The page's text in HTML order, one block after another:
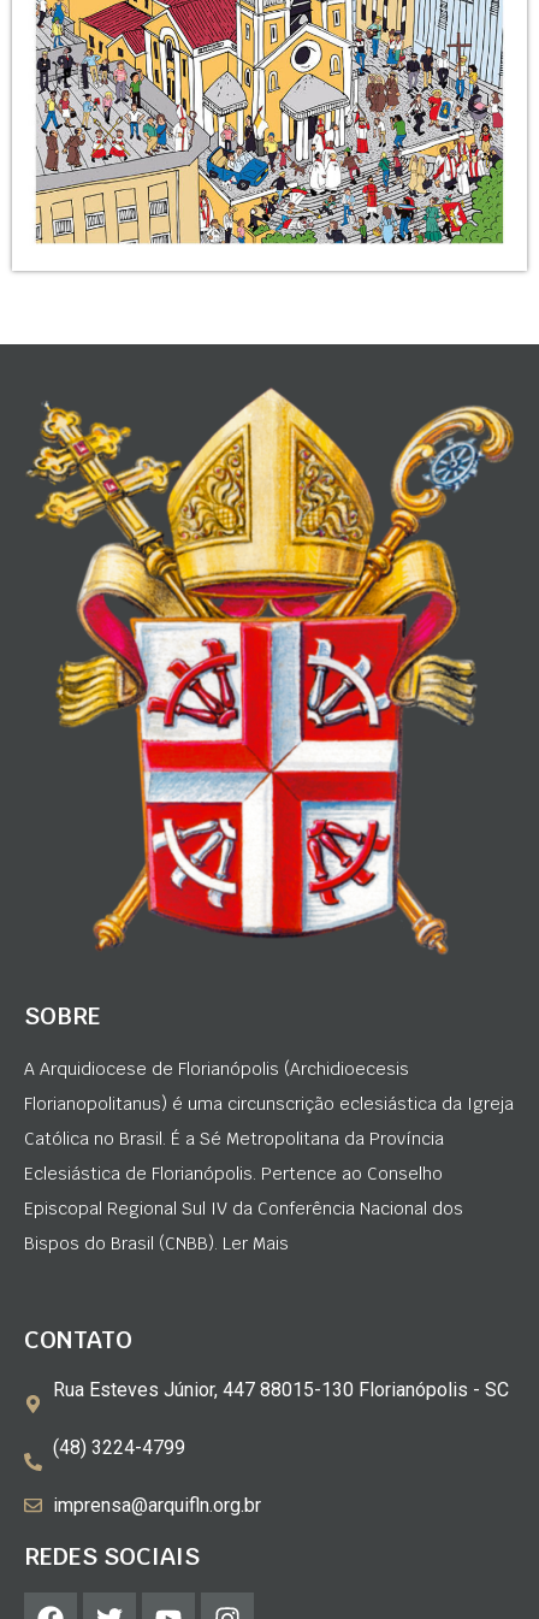
SOBRE
A Arquidiocese de Florianópolis (Archidioecesis
Florianopolitanus) é uma circunscrição eclesiástica da Igreja
Católica no Brasil. É a Sé Metropolitana da Província
Eclesiástica de Florianópolis. Pertence ao Conselho
Episcopal Regional Sul IV da Conferência Nacional dos
Bispos do Brasil (CNBB). Ler Mais
CONTATO
Rua Esteves Júnior, 447 88015-130 Florianópolis - SC
(48) 3224-4799
imprensa@arquifln.org.br
REDES SOCIAIS